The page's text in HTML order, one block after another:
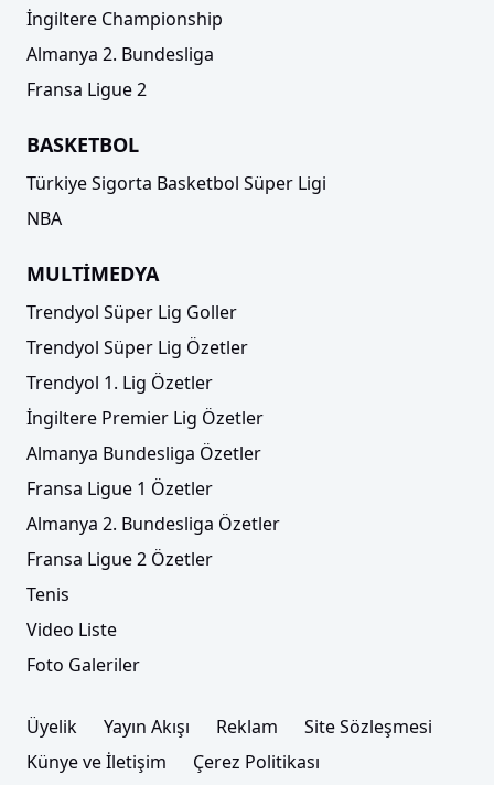
İngiltere Championship
Almanya 2. Bundesliga
Fransa Ligue 2
BASKETBOL
Türkiye Sigorta Basketbol Süper Ligi
NBA
MULTİMEDYA
Trendyol Süper Lig Goller
Trendyol Süper Lig Özetler
Trendyol 1. Lig Özetler
İngiltere Premier Lig Özetler
Almanya Bundesliga Özetler
Fransa Ligue 1 Özetler
Almanya 2. Bundesliga Özetler
Fransa Ligue 2 Özetler
Tenis
Video Liste
Foto Galeriler
Üyelik Yayın Akışı Reklam
Site Sözleşmesi
Künye ve İletişim
Çerez Politikası